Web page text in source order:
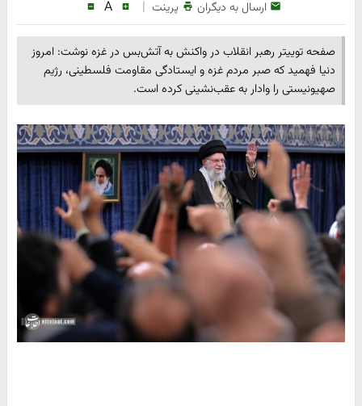
ارسال به دیگران پرینت |
A
صفحه توییتر رهبر انقلاب در واکنش به آتش‌بس در غزه نوشت: امروز
دنیا فهمید که صبر مردم غزه و ایستادگی مقاومت فلسطینی، رژیم
صهیونیستی را وادار به عقب‌نشینی کرده است.